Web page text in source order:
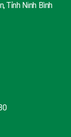
Tỉnh Ninh Bình